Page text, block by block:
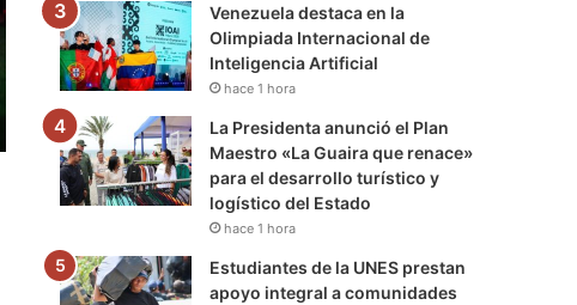
Venezuela destaca en la
Olimpiada Internacional de
Inteligencia Artificial
hace 1 hora
La Presidenta anunció el Plan
Maestro «La Guaira que renace»
para el desarrollo turístico y
logístico del Estado
hace 1 hora
Estudiantes de la UNES prestan
apoyo integral a comunidades